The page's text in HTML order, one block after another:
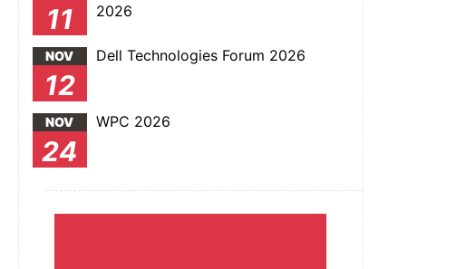
11
2026
NOV
12
Dell Technologies Forum 2026
NOV
24
WPC 2026